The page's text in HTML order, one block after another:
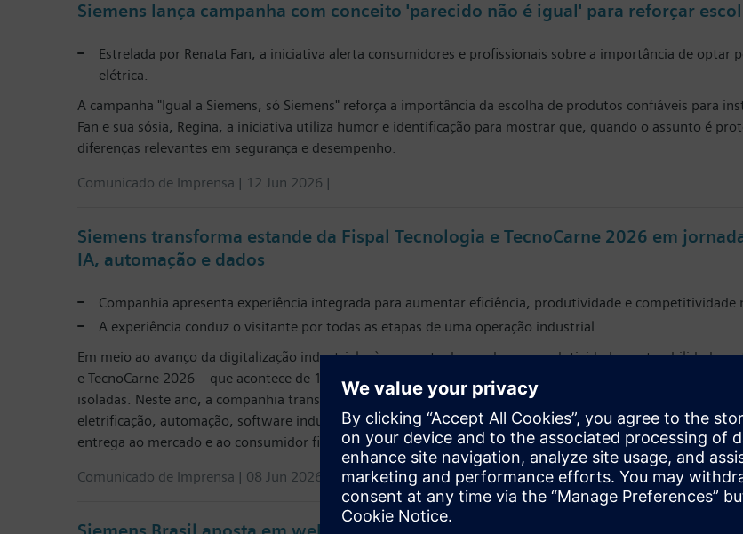
Siemens lança campanha com conceito 'parecido não é igual' para reforçar
Estrelada por Renata Fan, a iniciativa alerta consumidores e profissionais sobre a importância de optar
elétrica.
A campanha "Igual a Siemens, só Siemens" reforça a importância da escolha de produtos confiáveis para
Fan e sua sósia, Regina, a iniciativa utiliza humor e identificação para mostrar que, quando o assunto é
diferenças relevantes em segurança e desempenho.
Comunicado de Imprensa | 12 Jun 2026 |
Siemens transforma estande da Fispal Tecnologia e TecnoCarne 2026 em
IA, automação e dados
Companhia apresenta experiência integrada para aumentar eficiência, produtividade e
A experiência conduz o visitante por todas as etapas de uma operação industrial.
Em meio ao avanço da digitalização industrial e à crescente demanda por produtividade, rastreabilidade e
e TecnoCarne 2026 – que acontece de 16 a 19 de junho, no São Paulo Expo, na cidade de São Paulo –
isoladas. Neste ano, a companhia transformará sua participação no evento em uma experiência imersiva
eletrificação, automação, software industrial e Inteligência Artificial em uma operação integrada de ponta
entrega ao mercado e ao consumidor final.
Comunicado de Imprensa | 08 Jun 2026 |